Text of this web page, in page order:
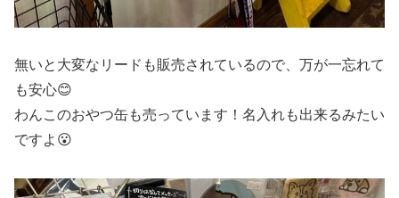
無いと大変なリードも販売されているので、万が一忘れて
も安心😊
わんこのおやつ缶も売っています！名入れも出来るみたい
ですよ😮